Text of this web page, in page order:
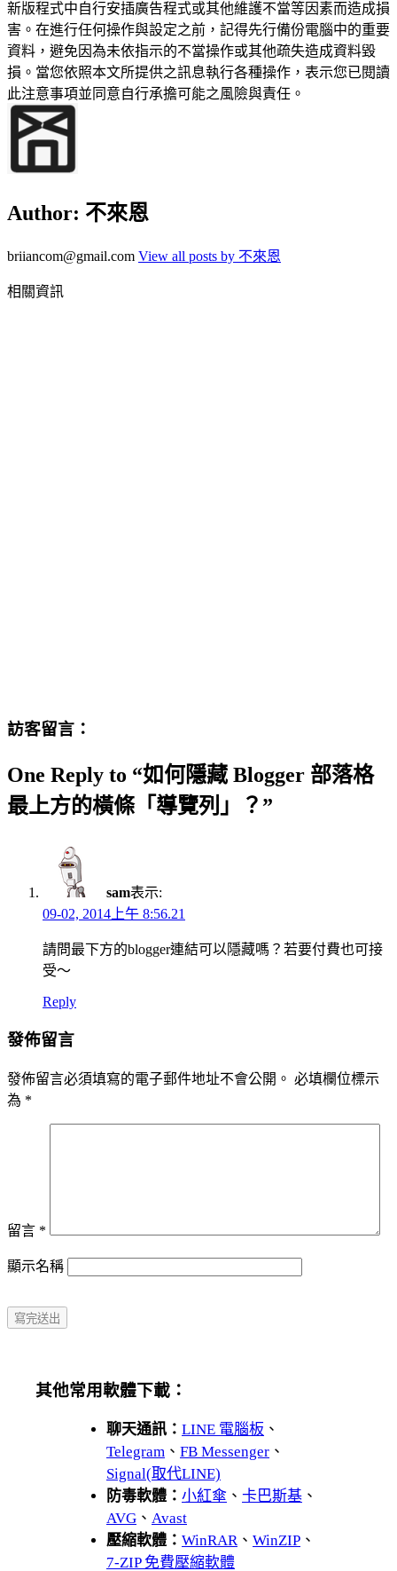
新版程式中自行安插廣告程式或其他維護不當等因素而造成損
害。在進行任何操作與設定之前，記得先行備份電腦中的重要
資料，避免因為未依指示的不當操作或其他疏失造成資料毀
損。當您依照本文所提供之訊息執行各種操作，表示您已閱讀
此注意事項並同意自行承擔可能之風險與責任。
Author: 不來恩
briiancom@gmail.com View all posts by 不來恩
相關資訊
訪客留言：
One Reply to “如何隱藏 Blogger 部落格
最上方的橫條「導覽列」？”
sam表示:
09-02, 2014上午 8:56.21
請問最下方的blogger連結可以隱藏嗎？若要付費也可接
受～
Reply
發佈留言
發佈留言必須填寫的電子郵件地址不會公開。 必填欄位標示
為 *
留言 *
顯示名稱
其他常用軟體下載：
聊天通訊： LINE 電腦板 、
Telegram 、 FB Messenger 、
Signal(取代LINE)
防毒軟體： 小紅傘 、 卡巴斯基 、
AVG 、 Avast
壓縮軟體： WinRAR、 WinZIP 、
7-ZIP 免費壓縮軟體